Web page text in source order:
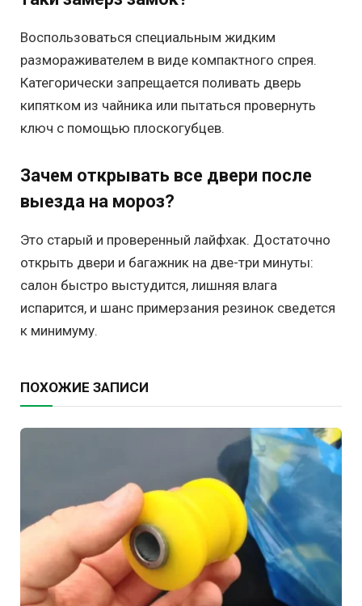
Воспользоваться специальным жидким
размораживателем в виде компактного спрея.
Категорически запрещается поливать дверь
кипятком из чайника или пытаться провернуть
ключ с помощью плоскогубцев.
Зачем открывать все двери после
выезда на мороз?
Это старый и проверенный лайфхак. Достаточно
открыть двери и багажник на две-три минуты:
салон быстро выстудится, лишняя влага
испарится, и шанс примерзания резинок сведется
к минимуму.
ПОХОЖИЕ ЗАПИСИ